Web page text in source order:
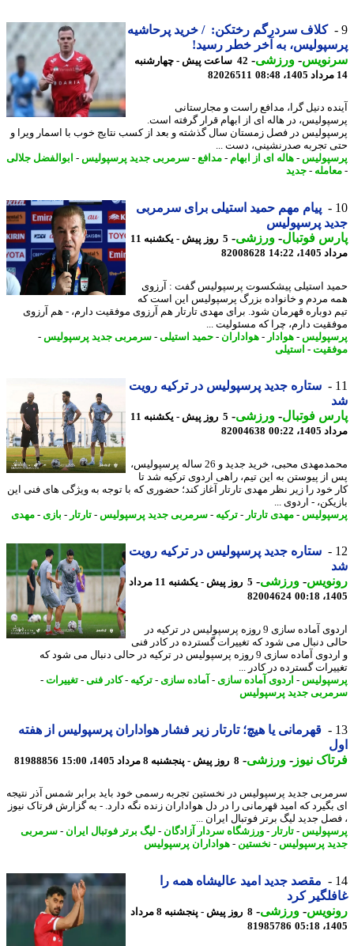
کلاف سردرگم رختکن: / خرید پرحاشیه
به آخر خطر رسید!
-ورزشی-
42 ساعت پیش - چهارشنبه
82026511
دنیل گرا، مدافع راست و مجارستانی
در هاله ای از ابهام قرار گرفته است.
در فصل زمستان سال گذشته و بعد از کسب نتایج خوب با اسمار ویرا و
تجربه صدرنشینی، دست ...
-هاله ای از ابهام -مدافع- سرمربی جدید پرسپولیس-ابوالفضل جلالی
-جدید
پیام مهم حمید استیلی برای سرمربی
پرسپولیس
فوتبال-ورزشی-
5 روز پیش - یکشنبه 11
14:22
82008628
استیلی پیشکسوت پرسپولیس گفت : آرزوی
مردم و خانواده بزرگ پرسپولیس این است که
دوباره قهرمان شود. برای مهدی تارتار هم آرزوی موفقیت دارم، - هم آرزوی
دارم، چرا که مسئولیت ...
-هوادار-هواداران - حمید استیلی-سرمربی جدید پرسپولیس-
-استیلی
ستاره جدید پرسپولیس در ترکیه رویت
فوتبال-ورزشی-
5 روز پیش - یکشنبه 11
00:22
82004638
محمدمهدی محبی، خرید جدید و 26 ساله پرسپولیس،
پیوستن به این تیم، راهی اردوی ترکیه شد تا
خود را زیر نظر مهدی تارتار آغاز کند؛ حضوری که با توجه به ویژگی های فنی این
- اردوی ...
-مهدی تارتار- ترکیه-سرمربی جدید پرسپولیس-تارتار- بازی - مهدی
ستاره جدید پرسپولیس در ترکیه رویت
-ورزشی-
5 روز پیش - یکشنبه 11 مرداد
82004624
اردوی آماده سازی 9 روزه پرسپولیس در ترکیه در
دنبال می شود که تغییرات گسترده در کادر فنی
و اردوی آماده سازی 9 روزه پرسپولیس در ترکیه در حالی دنبال می شود که
گسترده در کادر ...
-اردوی آماده سازی- آماده سازی- ترکیه-کادر فنی -تغییرات-
جدید پرسپولیس
قهرمانی یا هیچ؛ تارتار زیر فشار هواداران پرسپولیس از هفته
نیوز-ورزشی-8 روز پیش - پنجشنبه 8 مرداد 1405، 15:00 81988856
جدید پرسپولیس در نخستین تجربه رسمی خود باید برابر شمس آذر نتیجه
که امید قهرمانی را در دل هواداران زنده نگه دارد. - به گزارش فرتاک نیوز
جدید لیگ برتر فوتبال ایران ...
-تارتار- ورزشگاه سردار آزادگان-لیگ برتر فوتبال ایران -
سرمربی
پرسپولیس-نخستین-هواداران پرسپولیس
مقصد جدید امید عالیشاه همه را
کرد
-ورزشی-
8 روز پیش - پنجشنبه 8 مرداد
81985786